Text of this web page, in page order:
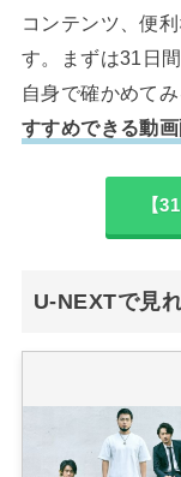
コンテンツ、便
す。まずは31日
自身で確かめて
すすめできる動
【
U-NEXTで見